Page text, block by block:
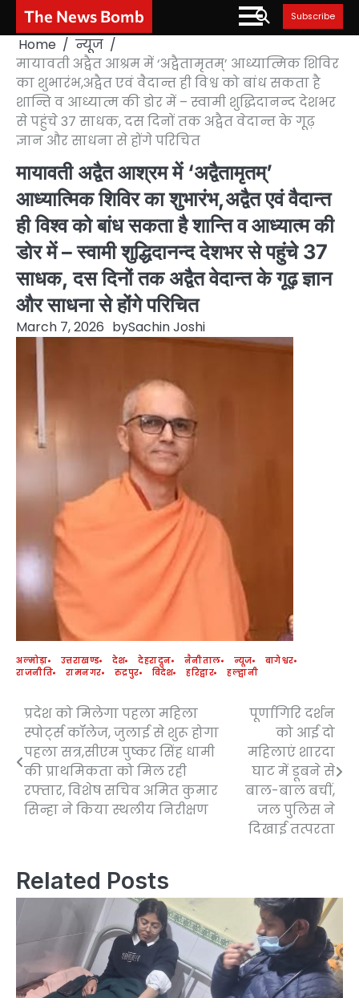
Skip
content
The News Bomb Subscribe
Home
न्यूज
मायावती अद्वैत आश्रम में ‘अद्वैतामृतम्’ आध्यात्मिक शिविर
का शुभारंभ,अद्वैत एवं वैदान्त ही विश्व को बांध सकता है
शान्ति व आध्यात्म की डोर में – स्वामी शुद्धिदानन्द देशभर
से पहुंचे 37 साधक, दस दिनों तक अद्वैत वेदान्त के गूढ़
ज्ञान और साधना से होंगे परिचित
मायावती अद्वैत आश्रम में ‘अद्वैतामृतम्’
आध्यात्मिक शिविर का शुभारंभ,अद्वैत एवं वैदान्त
ही विश्व को बांध सकता है शान्ति व आध्यात्म की
डोर में – स्वामी शुद्धिदानन्द देशभर से पहुंचे 37
साधक, दस दिनों तक अद्वैत वेदान्त के गूढ़ ज्ञान
और साधना से होंगे परिचित
March 7, 2026 bySachin Joshi
अल्मोड़ा उत्तराखण्ड देश देहरादून नैनीताल न्यूज
बागेश्वर
राजनीति
रामनगर रुद्रपुर विदेश हरिद्वार हल्द्वानी
Post
navigation
प्रदेश को मिलेगा पहला महिला
स्पोर्ट्स कॉलेज, जुलाई से शुरू होगा
पहला सत्र,सीएम पुष्कर सिंह धामी
की प्राथमिकता को मिल रही
रफ्तार, विशेष सचिव अमित कुमार
सिन्हा ने किया स्थलीय निरीक्षण
पूर्णागिरि दर्शन
को आई दो
महिलाएं शारदा
घाट में डूबने से
बाल-बाल बचीं,
जल पुलिस ने
दिखाई तत्परता
Related Posts